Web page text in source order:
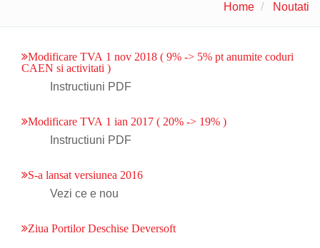
Home Noutati
Modificare TVA 1 nov 2018 ( 9% -> 5% pt anumite coduri
CAEN si activitati )
Instructiuni PDF
Modificare TVA 1 ian 2017 ( 20% -> 19% )
Instructiuni PDF
S-a lansat versiunea 2016
Vezi ce e nou
Ziua Portilor Deschise Deversoft